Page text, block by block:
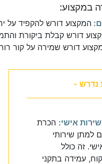
במקצוע:
המקצוע דורש להקפיד על
דורש קבלת ביקורת
דורש שמירה על קור
נדרש -
אישי: הכרת
למתן שירותי
זה כולל
עמידה בתקני